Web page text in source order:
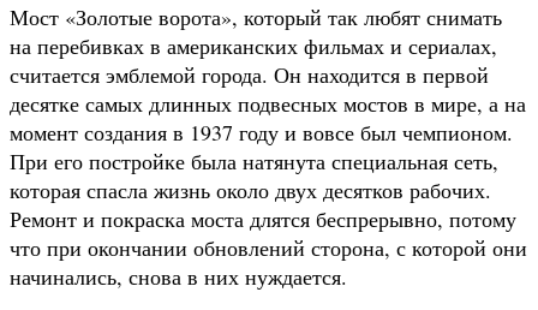
Мост «Золотые ворота», который так любят снимать
на перебивках в американских фильмах и сериалах,
считается эмблемой города. Он находится в первой
десятке самых длинных подвесных мостов в мире, а на
момент создания в 1937 году и вовсе был чемпионом.
При его постройке была натянута специальная сеть,
которая спасла жизнь около двух десятков рабочих.
Ремонт и покраска моста длятся беспрерывно, потому
что при окончании обновлений сторона, с которой они
начинались, снова в них нуждается.